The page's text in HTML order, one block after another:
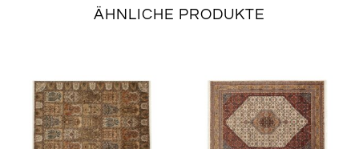
ÄHNLICHE PRODUKTE